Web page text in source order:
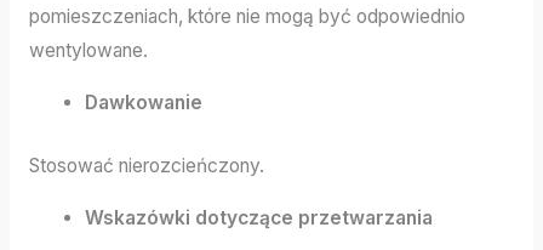
pomieszczeniach, które nie mogą być odpowiednio
wentylowane.
Dawkowanie
Stosować nierozcieńczony.
Wskazówki dotyczące przetwarzania